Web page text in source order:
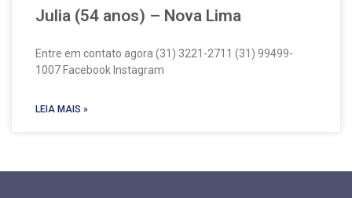
Julia (54 anos) – Nova Lima
Entre em contato agora (31) 3221-2711 (31) 99499-
1007 Facebook Instagram
LEIA MAIS »